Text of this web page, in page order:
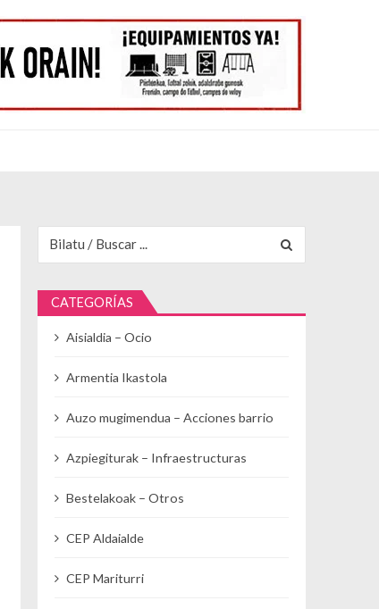
CATEGORÍAS
Aisialdia – Ocio
Armentia Ikastola
Auzo mugimendua – Acciones barrio
Azpiegiturak – Infraestructuras
Bestelakoak – Otros
CEP Aldaialde
CEP Mariturri